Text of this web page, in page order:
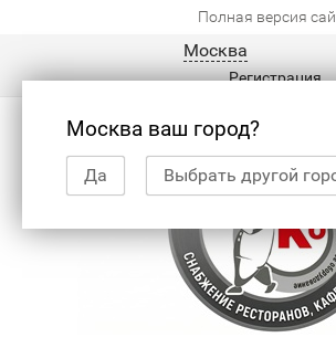
Полная версия
Москва
Москва ваш город?
Да Выбрать другой
Регистрация